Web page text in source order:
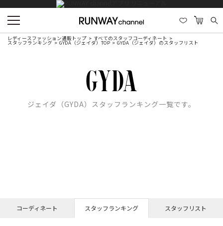
レディースファッション通販トップ すべてのスタッフコーディネート
スタッフランキング GYDA（ジェイダ）TOP GYDA（ジェイダ）のスタッフリスト
ジェイダ（GYDA）スタッフランキング一覧です。
コーディネート スタッフランキング スタッフリスト